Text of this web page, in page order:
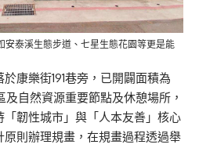
安泰溪生態步道、七星生態花園等更是能
康樂街191巷旁，已開闢面積為
及自然資源重要節點及休憩場所，
韌性城市」與「人本友善」核心
則辦理規畫，在規畫過程透過舉